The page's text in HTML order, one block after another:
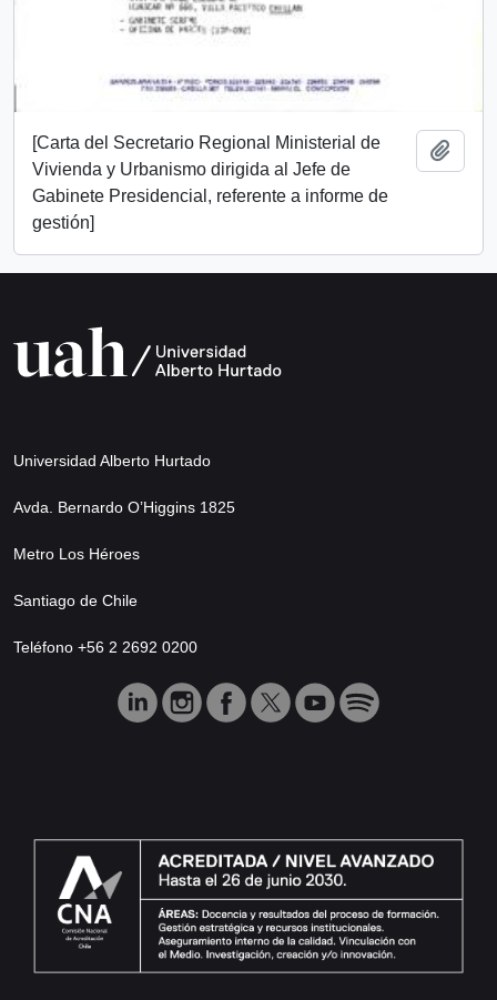
[Carta del Secretario Regional Ministerial de
Vivienda y Urbanismo dirigida al Jefe de
Gabinete Presidencial, referente a informe de
gestión]
Universidad Alberto Hurtado
Avda. Bernardo O’Higgins 1825
Metro Los Héroes
Santiago de Chile
Teléfono +56 2 2692 0200